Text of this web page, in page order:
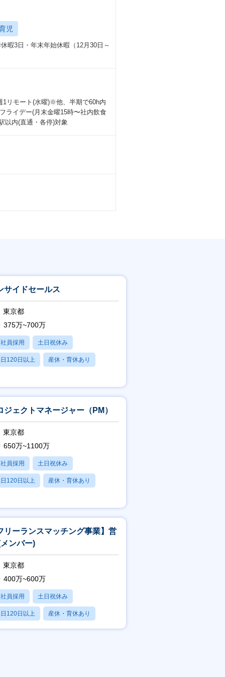
児
暇3⽇・年末年始休暇（12⽉30⽇～
1リモート(水曜)※他、半期で60h内
ライデー(月末金曜15時〜社内飲食
以内(直通・各停)対象
サイドセールス
東京都
375万~700万
員採用 土日祝休み
120日以上 産休・育休あり
ジェクトマネージャー（PM）
東京都
650万~1100万
員採用 土日祝休み
120日以上 産休・育休あり
リーランスマッチング事業】営
ンバー)
東京都
400万~600万
員採用 土日祝休み
120日以上 産休・育休あり
あり